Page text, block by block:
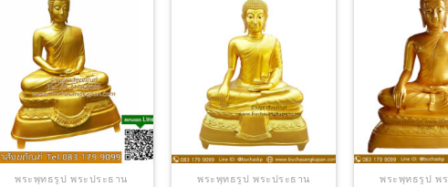
พระพุทธรูป พระประธาน พระพุทธรูป พระประธาน พระพุทธรูป พ